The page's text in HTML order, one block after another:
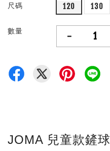
尺碼 120 130
數量 -
JOMA 兒童款鏟